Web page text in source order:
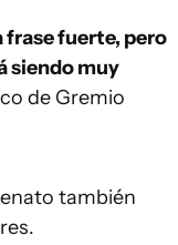
frase fuerte, pero
siendo muy
de Gremio
también